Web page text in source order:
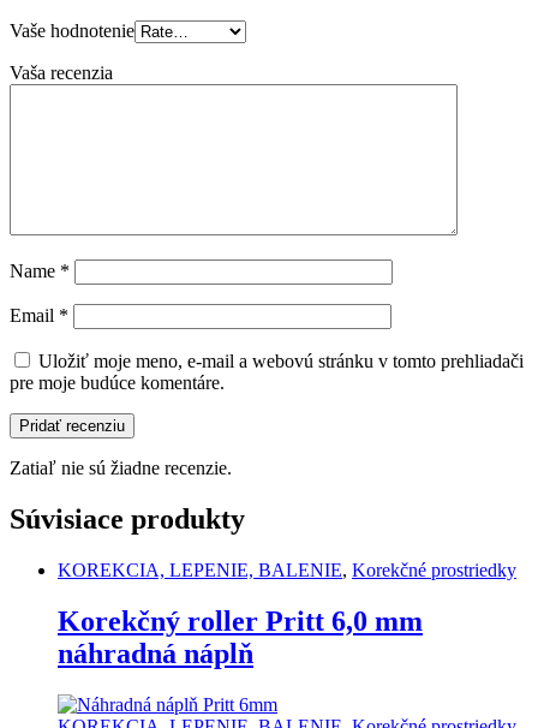
Vaše hodnotenie
Vaša recenzia
Name *
Email *
Uložiť moje meno, e-mail a webovú stránku v tomto prehliadači
pre moje budúce komentáre.
Zatiaľ nie sú žiadne recenzie.
Súvisiace produkty
KOREKCIA, LEPENIE, BALENIE, Korekčné prostriedky
Korekčný roller Pritt 6,0 mm
náhradná náplň